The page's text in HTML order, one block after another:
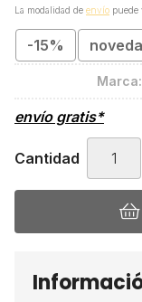
La modalidad de envío puede
-15%
Marca:
envío gratis*
Cantidad